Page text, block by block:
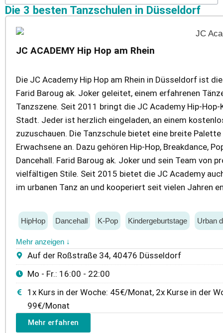
Die 3 besten Tanzschulen in Düsseldorf
JC ACADEMY Hip Hop am Rhein
Die JC Academy Hip Hop am Rhein in Düsseldorf ist
Farid Baroug ak. Joker geleitet, einem erfahrenen
Tanzszene. Seit 2011 bringt die JC Academy Hip-
Stadt. Jeder ist herzlich eingeladen, an einem
zuzuschauen. Die Tanzschule bietet eine breite
Erwachsene an. Dazu gehören Hip-Hop, Breakdance,
Dancehall. Farid Baroug ak. Joker und sein Team von
vielfältigen Stile. Seit 2015 bietet die JC Academy
im urbanen Tanz an und kooperiert seit vielen Jahren
HipHop Dancehall K-Pop Kindergeburtstage Urban
Mehr anzeigen ↓
Auf der Roßstraße 34, 40476 Düsseldorf
Mo - Fr.: 16:00 - 22:00
1x Kurs in der Woche: 45€/Monat, 2x Kurse in der
99€/Monat
Mehr erfahren